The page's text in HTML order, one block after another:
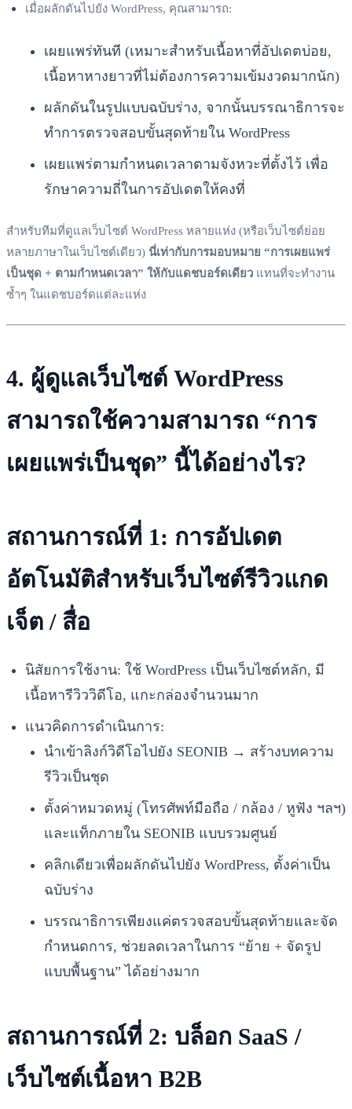
เมื่อผลักดันไปยัง WordPress, คุณสามารถ:
เผยแพร่ทันที (เหมาะสำหรับเนื้อหาที่อัปเดตบ่อย,
เนื้อหาหางยาวที่ไม่ต้องการความเข้มงวดมากนัก)
ผลักดันในรูปแบบฉบับร่าง, จากนั้นบรรณาธิการจะ
ทำการตรวจสอบขั้นสุดท้ายใน WordPress
เผยแพร่ตามกำหนดเวลาตามจังหวะที่ตั้งไว้ เพื่อ
รักษาความถี่ในการอัปเดตให้คงที่
สำหรับทีมที่ดูแลเว็บไซต์ WordPress หลายแห่ง (หรือเว็บไซต์ย่อย
หลายภาษาในเว็บไซต์เดียว) นี่เท่ากับการมอบหมาย “การเผยแพร่
เป็นชุด + ตามกำหนดเวลา” ให้กับแดชบอร์ดเดียว แทนที่จะทำงาน
ซ้ำๆ ในแดชบอร์ดแต่ละแห่ง
4. ผู้ดูแลเว็บไซต์ WordPress
สามารถใช้ความสามารถ “การ
เผยแพร่เป็นชุด” นี้ได้อย่างไร?
สถานการณ์ที่ 1: การอัปเดต
อัตโนมัติสำหรับเว็บไซต์รีวิวแกด
เจ็ต / สื่อ
นิสัยการใช้งาน: ใช้ WordPress เป็นเว็บไซต์หลัก, มี
เนื้อหารีวิววิดีโอ, แกะกล่องจำนวนมาก
แนวคิดการดำเนินการ:
นำเข้าลิงก์วิดีโอไปยัง SEONIB → สร้างบทความ
รีวิวเป็นชุด
ตั้งค่าหมวดหมู่ (โทรศัพท์มือถือ / กล้อง / หูฟัง ฯลฯ)
และแท็กภายใน SEONIB แบบรวมศูนย์
คลิกเดียวเพื่อผลักดันไปยัง WordPress, ตั้งค่าเป็น
ฉบับร่าง
บรรณาธิการเพียงแค่ตรวจสอบขั้นสุดท้ายและจัด
กำหนดการ, ช่วยลดเวลาในการ “ย้าย + จัดรูป
แบบพื้นฐาน” ได้อย่างมาก
สถานการณ์ที่ 2: บล็อก SaaS /
เว็บไซต์เนื้อหา B2B